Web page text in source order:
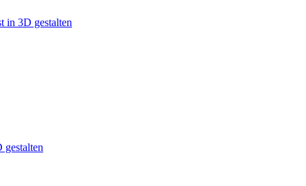
in 3D gestalten